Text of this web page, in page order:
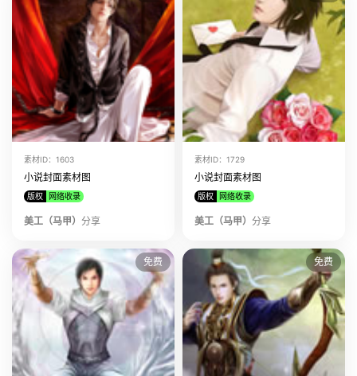
素材ID：1603
小说封面素材图
版权 网络收录
美工（马甲） 分享
素材ID：1729
小说封面素材图
版权 网络收录
美工（马甲） 分享
免费 免费